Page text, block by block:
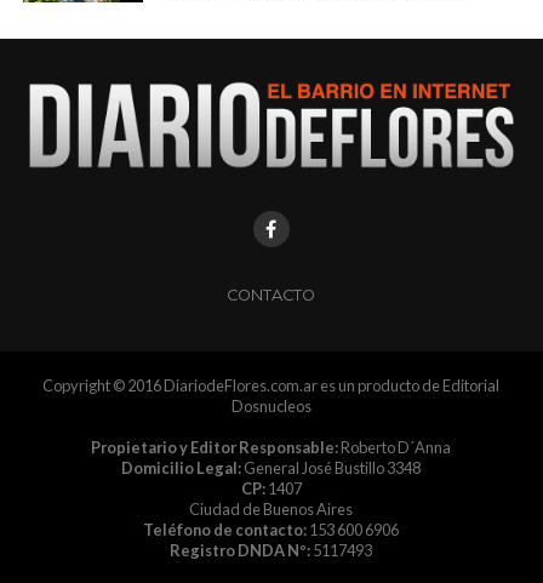
CONTACTO
Copyright © 2016 DiariodeFlores.com.ar es un producto de Editorial
Dosnucleos
Propietario y Editor Responsable:Roberto D´Anna
Domicilio Legal:General José Bustillo 3348
CP:1407
Ciudad de Buenos Aires
Teléfono de contacto:153 600 6906
Registro DNDA Nº:5117493